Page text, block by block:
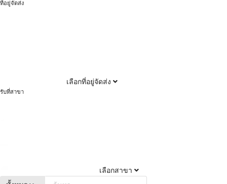
ที่อยู่จัดส่ง
เลือกที่อยู่จัดส่ง
รับที่สาขา
เลือกสาขา